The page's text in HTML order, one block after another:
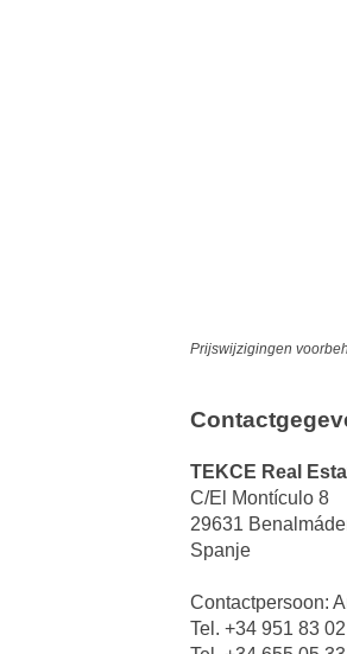
Prijswijzigingen
TEKCE Real
C/El Montículo 8
29631
Spanje
Contactpersoon:
Tel. +34 951 83